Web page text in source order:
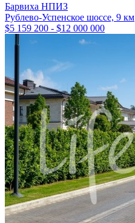
Барвиха НПИЗ
Рублево-Успенское шоссе, 9 км
$5 159 200 - $12 000 000